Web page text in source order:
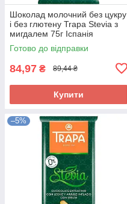
Шоколад молочний без цукру
і без глютену Trapa Stevia з
мигдалем 75г Іспанія
Готово до відправки
84,97 ₴ 89,44 ₴
Купити
–5%